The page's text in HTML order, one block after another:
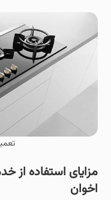
مزایای استفاده از
اخوان